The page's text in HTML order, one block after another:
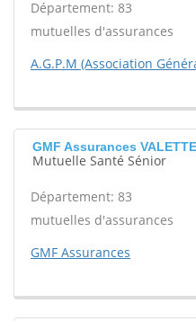
Département: 83
mutuelles d'assurances
A.G.P.M (Association
GMF Assurances
Mutuelle Santé Sénior
Département: 83
mutuelles d'assurances
GMF Assurances